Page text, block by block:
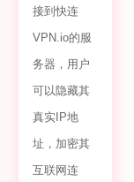
接到快连
VPN.io的服
务器，用户
可以隐藏其
真实IP地
址，加密其
互联网连